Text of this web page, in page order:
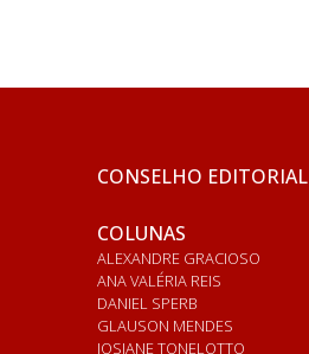
CONSELHO EDITORIAL
COLUNAS
ALEXANDRE GRACIOSO
ANA VALÉRIA REIS
DANIEL SPERB
GLAUSON MENDES
JOSIANE TONELOTTO